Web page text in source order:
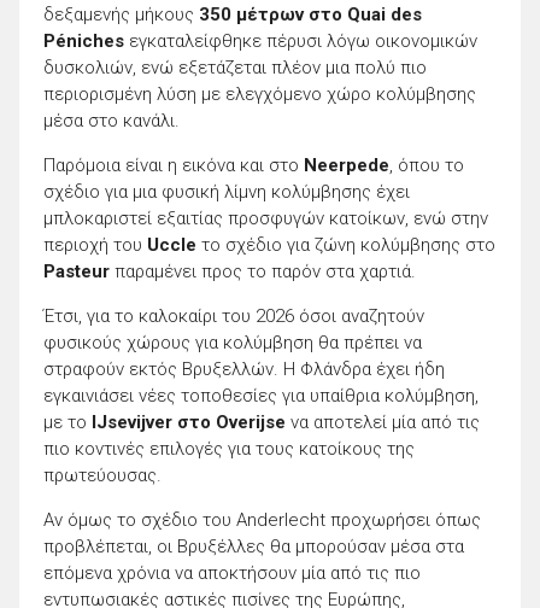
δεξαμενής μήκους 350 μέτρων στο Quai des
Péniches εγκαταλείφθηκε πέρυσι λόγω οικονομικών
δυσκολιών, ενώ εξετάζεται πλέον μια πολύ πιο
περιορισμένη λύση με ελεγχόμενο χώρο κολύμβησης
μέσα στο κανάλι.
Παρόμοια είναι η εικόνα και στο Neerpede, όπου το
σχέδιο για μια φυσική λίμνη κολύμβησης έχει
μπλοκαριστεί εξαιτίας προσφυγών κατοίκων, ενώ στην
περιοχή του Uccle το σχέδιο για ζώνη κολύμβησης στο
Pasteur παραμένει προς το παρόν στα χαρτιά.
Έτσι, για το καλοκαίρι του 2026 όσοι αναζητούν
φυσικούς χώρους για κολύμβηση θα πρέπει να
στραφούν εκτός Βρυξελλών. Η Φλάνδρα έχει ήδη
εγκαινιάσει νέες τοποθεσίες για υπαίθρια κολύμβηση,
με το IJsevijver στο Overijse να αποτελεί μία από τις
πιο κοντινές επιλογές για τους κατοίκους της
πρωτεύουσας.
Αν όμως το σχέδιο του Anderlecht προχωρήσει όπως
προβλέπεται, οι Βρυξέλλες θα μπορούσαν μέσα στα
επόμενα χρόνια να αποκτήσουν μία από τις πιο
εντυπωσιακές αστικές πισίνες της Ευρώπης,